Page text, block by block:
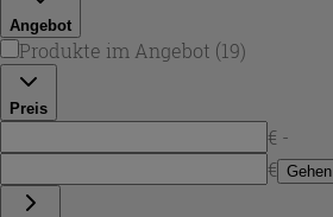
Angebot
Produkte im Angebot (19)
Preis
€ -
€ Gehen